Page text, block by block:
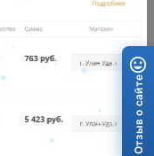
Отзыв о сайте